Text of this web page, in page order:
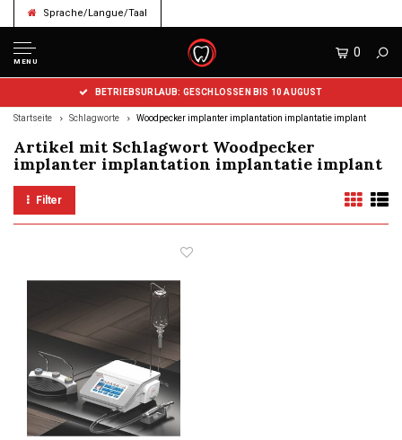
Sprache/Langue/Taal
MENU
0
BETRIEBSURLAUB: GESCHLOSSEN BIS 10 AUGUST
Startseite Schlagworte Woodpecker implanter implantation implantatie implant
Artikel mit Schlagwort Woodpecker
implanter implantation implantatie implant
Filter